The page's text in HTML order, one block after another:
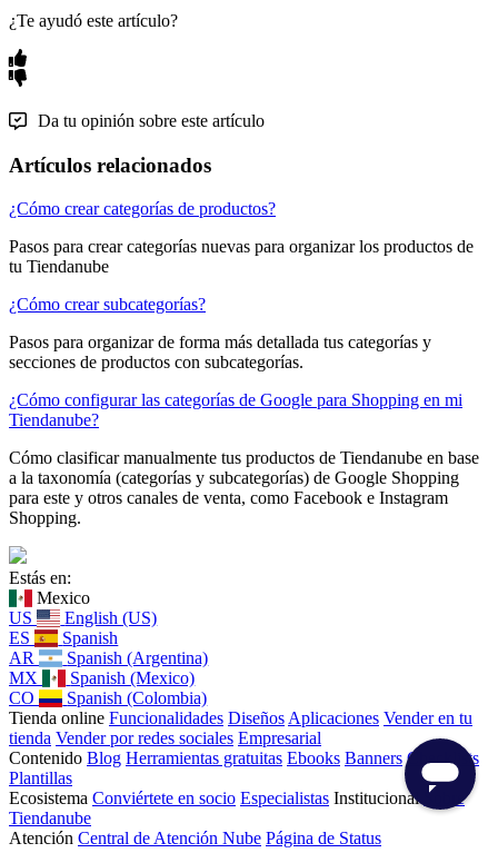
¿Te ayudó este artículo?
Da tu opinión sobre este artículo
Artículos relacionados
¿Cómo crear categorías de productos?
Pasos para crear categorías nuevas para organizar los productos de
tu Tiendanube
¿Cómo crear subcategorías?
Pasos para organizar de forma más detallada tus categorías y
secciones de productos con subcategorías.
¿Cómo configurar las categorías de Google para Shopping en mi
Tiendanube?
Cómo clasificar manualmente tus productos de Tiendanube en base
a la taxonomía (categorías y subcategorías) de Google Shopping
para este y otros canales de venta, como Facebook e Instagram
Shopping.
Estás en:
Mexico
US
English (US)
ES
Spanish
AR
Spanish (Argentina)
MX
Spanish (Mexico)
CO
Spanish (Colombia)
Tienda online Funcionalidades Diseños Aplicaciones Vender en tu
tienda Vender por redes sociales Empresarial
Contenido Blog Herramientas gratuitas Ebooks Banners Checklists
Plantillas
Ecosistema Conviértete en socio Especialistas Institucional Sobre
Tiendanube
Atención Central de Atención Nube Página de Status